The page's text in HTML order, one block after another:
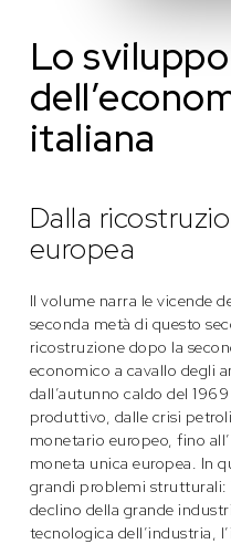
Lo sviluppo
italiana
Dalla
europea
Il volume narra le vicende
seconda metà di questo
ricostruzione dopo la
economico a cavallo degli
dall’autunno caldo del
produttivo, dalle crisi
monetario europeo, fino
moneta unica europea. In
grandi problemi strutturali:
declino della grande
tecnologica dell’industria,